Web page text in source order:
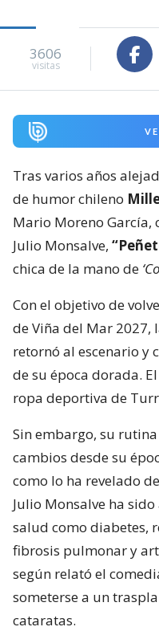
3606
visitas
Tras varios años
de humor chileno
Mario Moreno García,
Julio Monsalve,
chica de la mano de
Con el objetivo de
de Viña del Mar 2027,
retornó al escenario y
de su época dorada.
ropa deportiva de
Sin embargo, su
cambios desde su
como lo ha revelado
Julio Monsalve ha
salud como diabetes,
fibrosis pulmonar y
según relató el
someterse a un
cataratas.